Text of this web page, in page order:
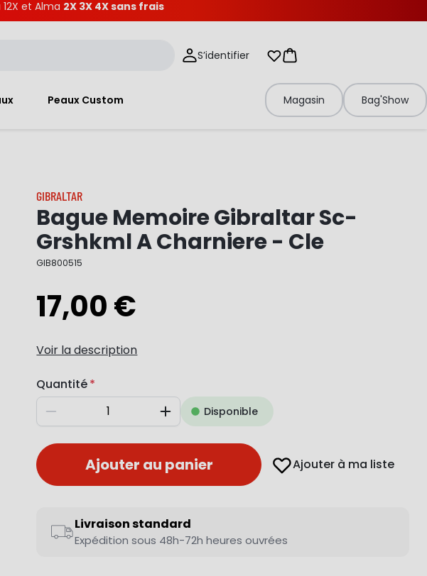
et Alma 2X 3X 4X sans frais
S’identifier Mes listes d'envies
Panier
Peaux Custom Magasin Bag'Show
GIBRALTAR
Bague Memoire Gibraltar Sc-
Grshkml A Charniere - Cle
GIB800515
17,00 €
Voir la description
Quantité
Diminuer AugmenterDisponible
Ajouter au panier Ajouter à ma liste
Livraison standard
Expédition sous 48h-72h heures ouvrées